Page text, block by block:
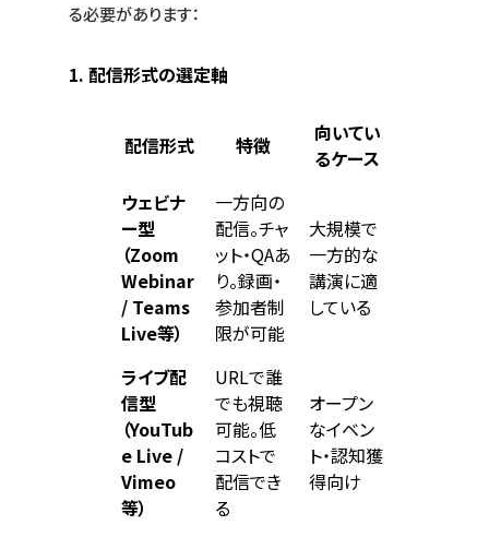
る必要があります：
1. 配信形式の選定軸
配信形式 特徴
向いてい
るケース
ウェビナ
ー型
（Zoom
Webinar
/ Teams
Live等）
一方向の
配信。チャ
ット・QAあ
り。録画・
参加者制
限が可能
大規模で
一方的な
講演に適
している
ライブ配
信型
（YouTub
e Live /
Vimeo
等）
URLで誰
でも視聴
可能。低
コストで
配信でき
る
オープン
なイベン
ト・認知獲
得向け